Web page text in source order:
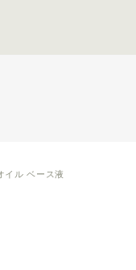
イル ベース液